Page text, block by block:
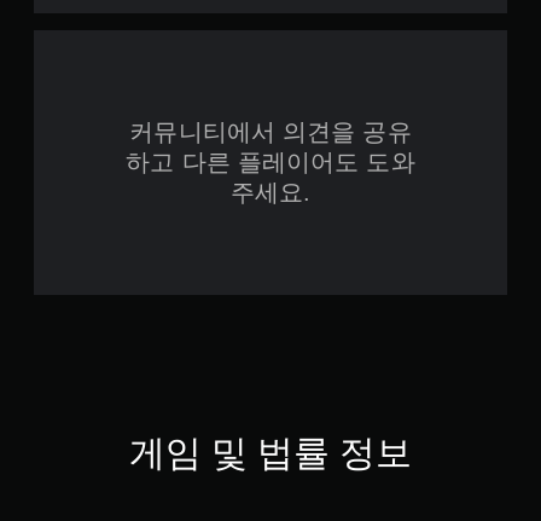
커뮤니티에서 의견을 공유
하고 다른 플레이어도 도와
주세요.
게임 및 법률 정보